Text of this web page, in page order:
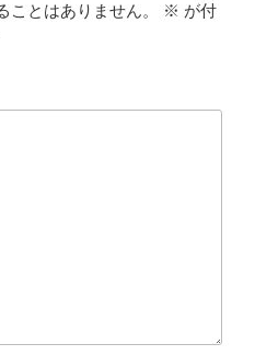
ことはありません。 ※ が付